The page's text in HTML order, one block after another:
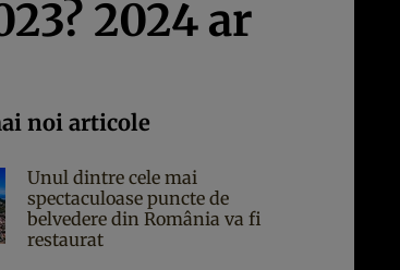
2024 ar
noi articole
Unul dintre cele mai
spectaculoase puncte de
belvedere din România va fi
restaurat